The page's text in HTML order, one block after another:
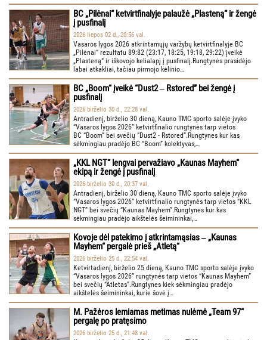
BC „Pilėnai“ ketvirtfinalyje palaužė „Plasteną“ ir žengė
į pusfinalį
2026 liepos 02 d., 20:56 val.
Vasaros lygos 2026 atkrintamųjų varžybų ketvirtfinalyje BC
„Pilėnai“ rezultatu 89:82 (23:17, 18:25, 19:18, 29:22) įveikė
„Plasteną“ ir iškovojo kelialapį į pusfinalį.Rungtynės prasidėjo
labai atkakliai, tačiau pirmojo kėlinio…
BC „Boom“ įveikė “Dust2 ‒ Rstored” bei žengė į
pusfinalį
2026 birželio 30 d., 22:28 val.
Antradienį, birželio 30 dieną, Kauno TMC sporto salėje įvyko
“Vasaros lygos 2026” ketvirtfinalio rungtynės tarp vietos
BC “Boom” bei svečių “Dust2 - Rstored”.Rungtynes kur kas
sėkmingiau pradėjo BC “Boom” kolektyvas,…
„KKL NGT“ lengvai pervažiavo „Kaunas Mayhem“
ekipą ir žengė į pusfinalį
2026 birželio 30 d., 20:37 val.
Antradienį, birželio 30 dieną, Kauno TMC sporto salėje įvyko
“Vasaros lygos 2026” ketvirtfinalio rungtynės tarp vietos “KKL
NGT” bei svečių “Kaunas Mayhem”.Rungtynes kur kas
sėkmingiau pradėjo aikštelės šeimininkai,…
Kovoje dėl patekimo į atkrintamąsias ‒ „Kaunas
Mayhem“ pergalė prieš „Atletą“
2026 birželio 25 d., 22:54 val.
Ketvirtadienį, birželio 25 dieną, Kauno TMC sporto salėje įvyko
“Vasaros lygos 2026” rungtynės tarp vietos “Kaunas Mayhem”
bei svečių “Atletas”.Rungtynes kiek sėkmingiau pradėjo
aikštelės šeimininkai, kurie šovė į…
M. Pažėros lemiamas metimas nulėmė „Team 97“
pergalę po pratęsimo
2026 birželio 25 d., 21:48 val.